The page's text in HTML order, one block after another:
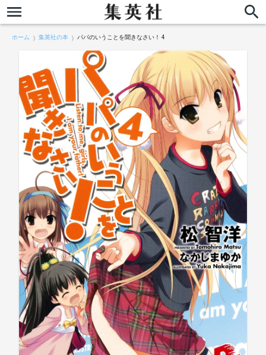
ホーム 集英社の本 パパのいうことを聞きなさい！ 4